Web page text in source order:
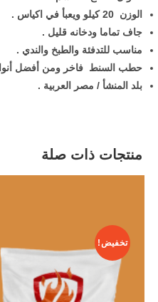
الوزن 20 كيلو ويعبأ في اكياس .
جاف تماما ودخانه قليل .
مناسب للتدفئة والطبخ والندي .
حطب السنط فاخر ومن أفضل
بلد المنشأ / مصر العربية .
منتجات ذات صلة
تخفيض!